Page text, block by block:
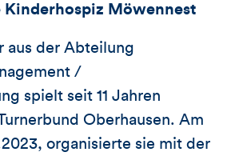
Kinderhospiz Möwennest
aus der Abteilung
/
spielt seit 11 Jahren
Oberhausen. Am
organisierte sie mit der